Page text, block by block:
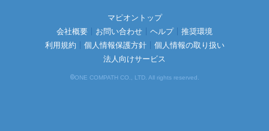
マピオントップ
会社概要
お問い合わせ ヘルプ
推奨環境
利用規約
個人情報保護方針
個人情報の取り扱い
法人向けサービス
©ONE COMPATH CO., LTD. All rights reserved.